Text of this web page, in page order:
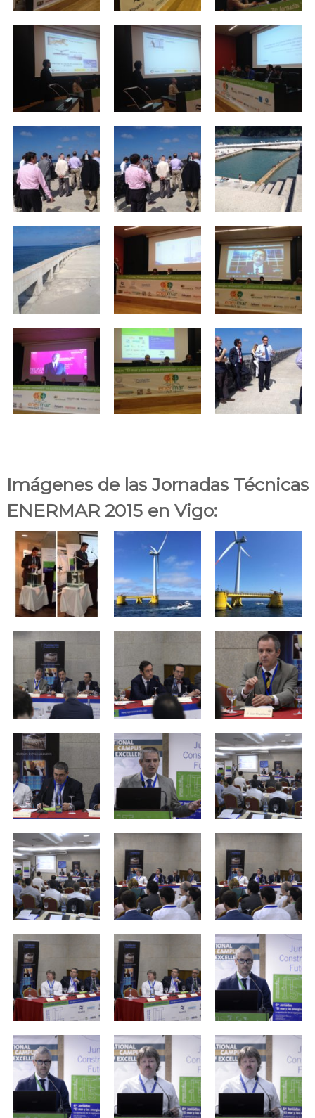
Imágenes de las Jornadas Técnicas
ENERMAR 2015 en Vigo: